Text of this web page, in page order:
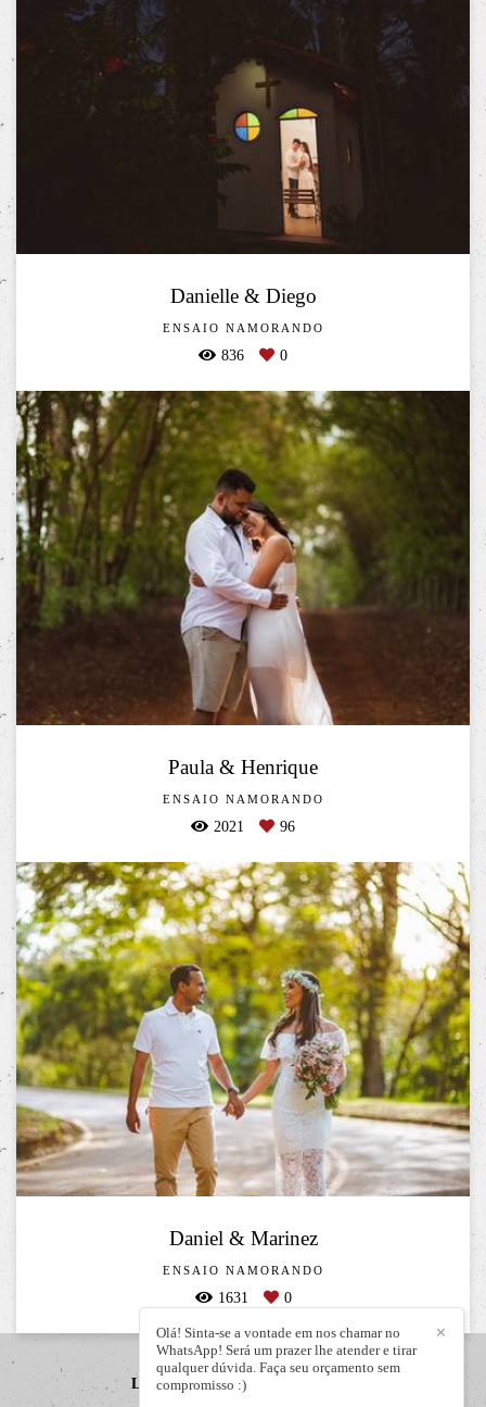
Danielle & Diego
ENSAIO NAMORANDO
836 0
Paula & Henrique
ENSAIO NAMORANDO
2021 96
Daniel & Marinez
ENSAIO NAMORANDO
1631 0
LIZANDRO JÚNIOR
✕
Olá! Sinta-se a vontade em nos chamar no
WhatsApp! Será um prazer lhe atender e tirar
qualquer dúvida. Faça seu orçamento sem
compromisso :)